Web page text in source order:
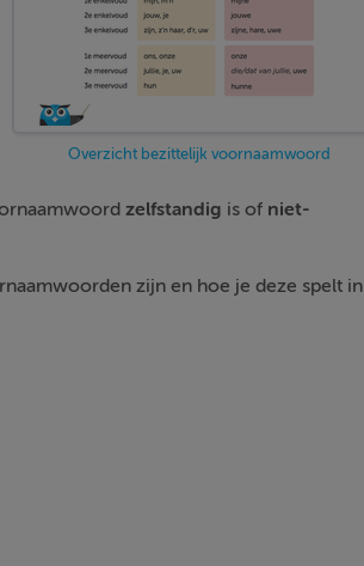
Overzicht bezittelijk voornaamwoord
zelfstandig is of niet-
zijn en hoe je deze spelt in